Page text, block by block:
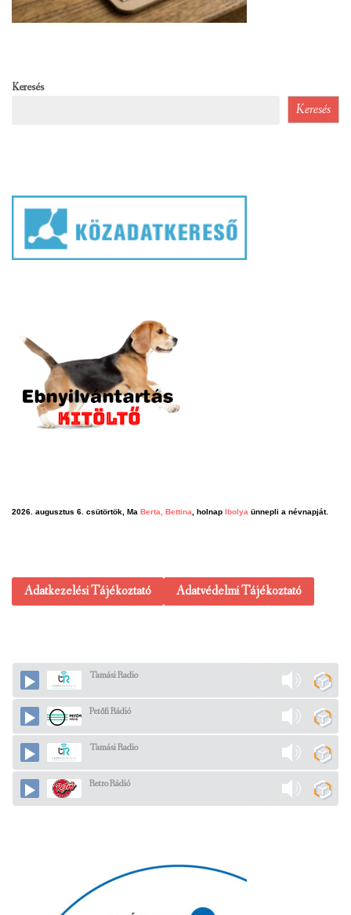
Keresés
Keresés
2026. augusztus 6. csütörtök, Ma Berta, Bettina, holnap Ibolya ünnepli a névnapját.
Adatkezelési Tájékoztató Adatvédelmi Tájékoztató
Tamási Radio
Petőfi Rádió
Tamási Radio
Retro Rádió